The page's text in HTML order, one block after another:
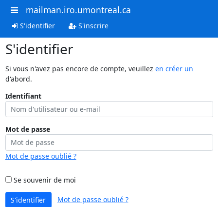
mailman.iro.umontreal.ca
S'identifier S'inscrire
S'identifier
Si vous n'avez pas encore de compte, veuillez en créer un
d'abord.
Identifiant
Mot de passe
Mot de passe oublié ?
Se souvenir de moi
S'identifier Mot de passe oublié ?